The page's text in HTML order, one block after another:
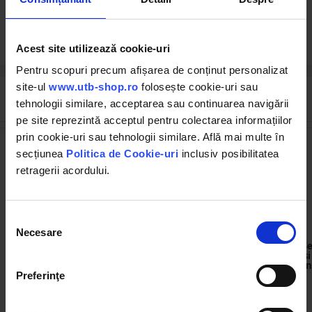
Acest site utilizează cookie-uri
Pentru scopuri precum afișarea de conținut personalizat
site-ul www.utb-shop.ro folosește cookie-uri sau
tehnologii similare, acceptarea sau continuarea navigării
pe site reprezintă acceptul pentru colectarea informațiilor
prin cookie-uri sau tehnologii similare. Află mai multe în
secțiunea Politica de Cookie-uri inclusiv posibilitatea
retragerii acordului.
consimțământului
Necesare
Preferinţe
Solicită publicare SEAP
Cumpărate frecvent împreună
BK83001
Spray curatat contacte